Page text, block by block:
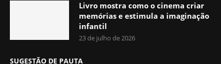
Livro mostra como o cinema criar
memórias e estimula a imaginação
infantil
23 de julho de 2026
SUGESTÃO DE PAUTA